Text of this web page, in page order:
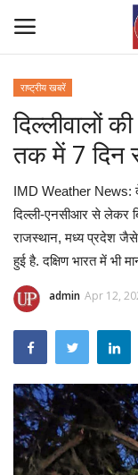
Home
Contact Us
राष्ट्रीय खबरें
उत्तर प्रदेश
बिज़नेस
क्राइम
मनोरंजन
Gallery
राष्ट्रीय खबरें
दिल्‍लीवालों
तक में 7 दिन
IMD Weather News:
दिल्‍ली-एनसीआर से लेकर
राजस्‍थान, मध्‍य प्रदेश
हुई है. दक्षिण भारत में भी
admin Apr 12,